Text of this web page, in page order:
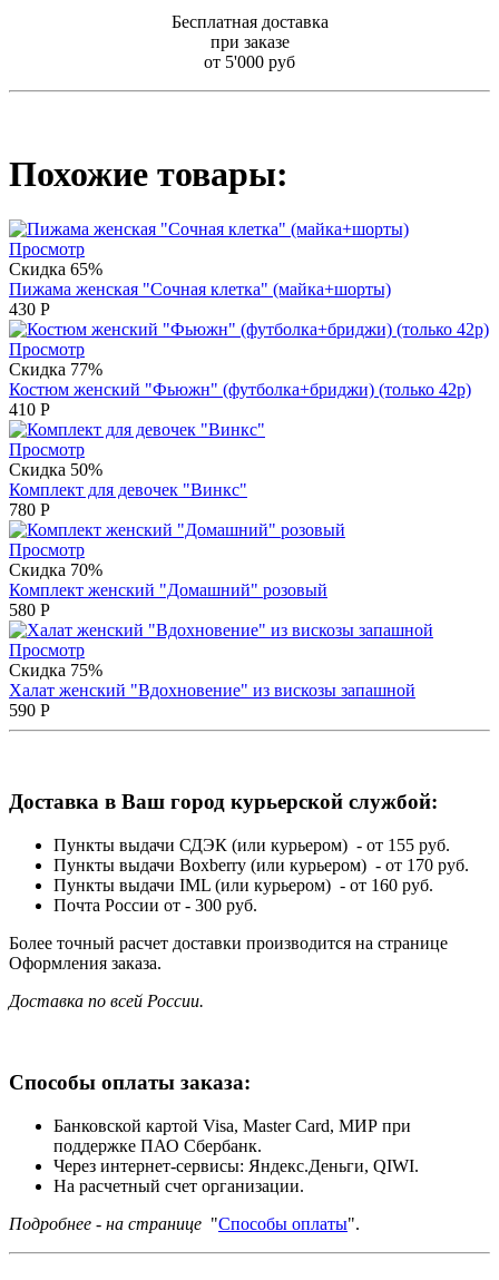
Бесплатная доставка
при заказе
от 5'000 руб
Похожие товары:
Просмотр
Скидка 65%
Пижама женская "Сочная клетка" (майка+шорты)
430 Р
Просмотр
Скидка 77%
Костюм женский "Фьюжн" (футболка+бриджи) (только 42р)
410 Р
Просмотр
Скидка 50%
Комплект для девочек "Винкс"
780 Р
Просмотр
Скидка 70%
Комплект женский "Домашний" розовый
580 Р
Просмотр
Скидка 75%
Халат женский "Вдохновение" из вискозы запашной
590 Р
Доставка в Ваш город курьерской службой:
Пункты выдачи СДЭК (или курьером) - от 155 руб.
Пункты выдачи Boxberry (или курьером) - от 170 руб.
Пункты выдачи IML (или курьером) - от 160 руб.
Почта России от - 300 руб.
Более точный расчет доставки производится на странице
Оформления заказа.
Доставка по всей России.
Способы оплаты заказа:
Банковской картой Visa, Master Card, МИР при
поддержке ПАО Сбербанк.
Через интернет-сервисы: Яндекс.Деньги, QIWI.
На расчетный счет организации.
Подробнее - на странице "Способы оплаты".